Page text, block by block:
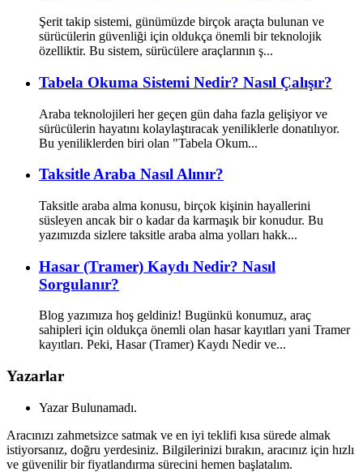
Şerit takip sistemi, günümüzde birçok araçta bulunan ve
sürücülerin güvenliği için oldukça önemli bir teknolojik
özelliktir. Bu sistem, sürücülere araçlarının ş...
Tabela Okuma Sistemi Nedir? Nasıl Çalışır?
Araba teknolojileri her geçen gün daha fazla gelişiyor ve
sürücülerin hayatını kolaylaştıracak yeniliklerle donatılıyor.
Bu yeniliklerden biri olan "Tabela Okum...
Taksitle Araba Nasıl Alınır?
Taksitle araba alma konusu, birçok kişinin hayallerini
süsleyen ancak bir o kadar da karmaşık bir konudur. Bu
yazımızda sizlere taksitle araba alma yolları hakk...
Hasar (Tramer) Kaydı Nedir? Nasıl
Sorgulanır?
Blog yazımıza hoş geldiniz! Bugünkü konumuz, araç
sahipleri için oldukça önemli olan hasar kayıtları yani Tramer
kayıtları. Peki, Hasar (Tramer) Kaydı Nedir ve...
Yazarlar
Yazar Bulunamadı.
Aracınızı zahmetsizce satmak ve en iyi teklifi kısa sürede almak
istiyorsanız, doğru yerdesiniz. Bilgilerinizi bırakın, aracınız için hızlı
ve güvenilir bir fiyatlandırma sürecini hemen başlatalım.